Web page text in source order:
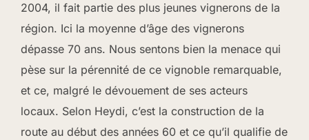
2004, il fait partie des plus jeunes vignerons de la
région. Ici la moyenne d’âge des vignerons
dépasse 70 ans. Nous sentons bien la menace qui
pèse sur la pérennité de ce vignoble remarquable,
et ce, malgré le dévouement de ses acteurs
locaux. Selon Heydi, c’est la construction de la
route au début des années 60 et ce qu’il qualifie de